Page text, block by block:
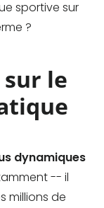
sportive sur
?
le
dynamiques
-- il
millions de